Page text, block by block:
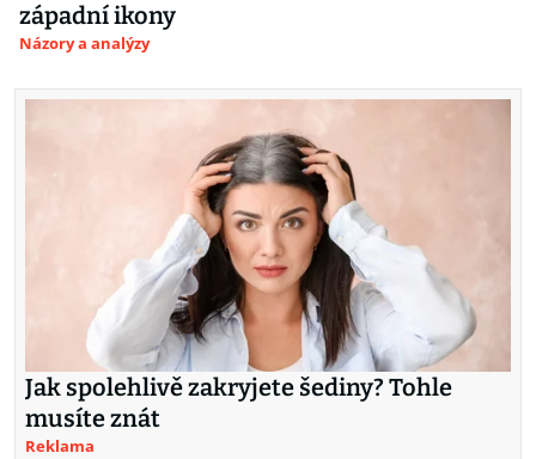
západní ikony
Názory a analýzy
Jak spolehlivě zakryjete šediny? Tohle
musíte znát
Reklama